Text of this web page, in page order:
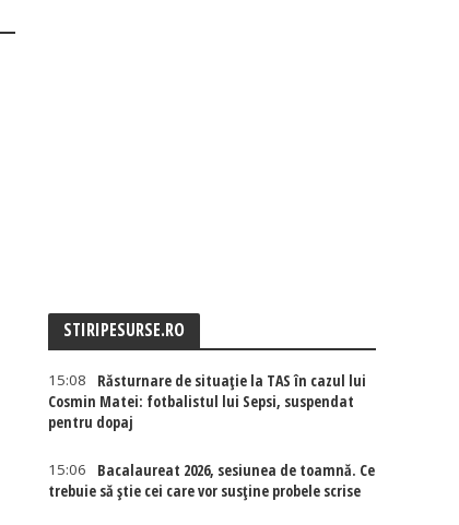
STIRIPESURSE.RO
15:08
Răsturnare de situație la TAS în cazul lui
Cosmin Matei: fotbalistul lui Sepsi, suspendat
pentru dopaj
15:06
Bacalaureat 2026, sesiunea de toamnă. Ce
trebuie să știe cei care vor susține probele scrise